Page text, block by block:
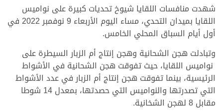
شهدت منافسات اللقايا شيوخ تحديات كبيرة على نواميس
اللقايا بميدان التحدي، مساء اليوم الأربعاء 9 نوفمبر 2022 في
أول أيام السباق المحلي الخامس.
وتبادلت هجن الشحانية وهجن إنتاج أم الزبار السيطرة على
نواميس اللقايا، حيث تفوقت هجن الشحانية في الأشواط
الرئيسية، بينما تفوقت هجن إنتاج أم الزبار في عدد الأشواط
التي تصدرتها والنواميس التي حصدتها، بمعدل 14 شوطا
مقابل 8 لهجن الشخانية.